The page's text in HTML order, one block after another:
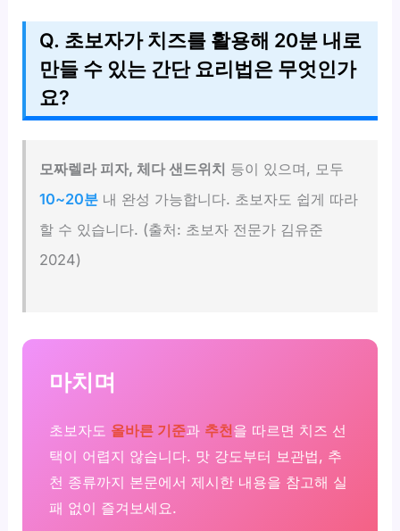
Q. 초보자가 치즈를 활용해 20분 내로
만들 수 있는 간단 요리법은 무엇인가
요?
모짜렐라 피자, 체다 샌드위치 등이 있으며, 모두
10~20분 내 완성 가능합니다. 초보자도 쉽게 따라
할 수 있습니다. (출처: 초보자 전문가 김유준
2024)
마치며
초보자도 올바른 기준과 추천을 따르면 치즈 선
택이 어렵지 않습니다. 맛 강도부터 보관법, 추
천 종류까지 본문에서 제시한 내용을 참고해 실
패 없이 즐겨보세요.